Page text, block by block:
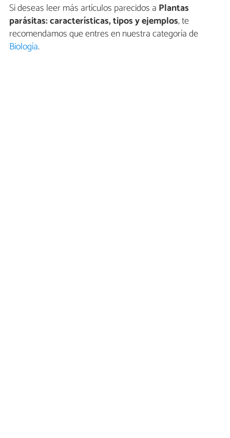
Si deseas leer más artículos parecidos a Plantas
parásitas: características, tipos y ejemplos, te
recomendamos que entres en nuestra categoría de
Biología.